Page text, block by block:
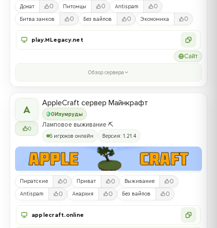
Донат 0 Питомцы 0 Antispam 0
Битва замков 0 Без вайпов 0 Экономика 0
play.MLegacy.net
Сайт
Обзор сервера
A
0
0Изумруды
AppleCraft сервер Майнкрафт
Ламповое выживание ⛏️
6 игроков онлайн Версия: 1.21.4
Пиратские 0 Приват 0 Выживание 0
Antispam 0 Анархия 0 Без вайпов 0
applecraft.online